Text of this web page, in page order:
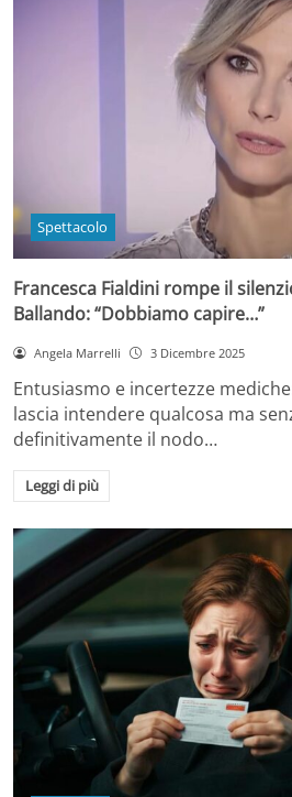
Spettacolo
Francesca Fialdini rompe il
Ballando: “Dobbiamo capire…”
Angela Marrelli 3 Dicembre 2025
Entusiasmo e incertezze
lascia intendere qualcosa ma
definitivamente il nodo…
Leggi di più